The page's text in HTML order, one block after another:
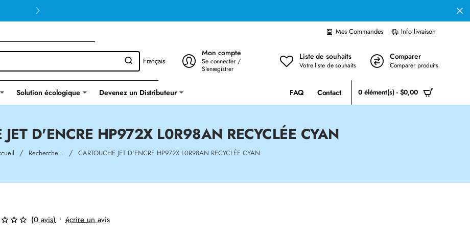
Mes Commandes Info livraison
Français
Mon compte
Se connecter /
S'enregistrer
Liste de souhaits
Votre liste de souhaits
Comparer
Comparer produits
Solution écologique Devenez un Distributeur FAQ Contact 0 élément(s) - $0,00
JET D'ENCRE HP972X L0R98AN RECYCLÉE CYAN
homeRecherche... CARTOUCHE JET D'ENCRE HP972X L0R98AN RECYCLÉE CYAN
(0 avis) • écrire un avis